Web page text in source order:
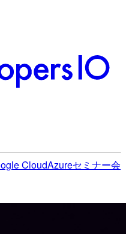
CloudAzureセミナー会